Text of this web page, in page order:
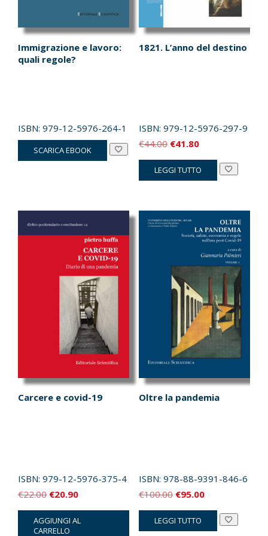
Immigrazione e lavoro:
quali regole?
ISBN: 979-12-5976-264-1
SCARICA EBOOK
1821. L’anno del destino
ISBN: 979-12-5976-297-9
€44.00 Il
prezzo
originale
€41.80Il
prezzo
attuale
LEGGI TUTTO
Carcere e covid-19
ISBN: 979-12-5976-375-4
€22.00 Il
prezzo
originale
€20.90Il
prezzo
attuale
AGGIUNGI AL
CARRELLO
Oltre la pandemia
ISBN: 978-88-9391-846-6
€100.00 Il
prezzo
originale
€95.00Il
prezzo
attuale
LEGGI TUTTO